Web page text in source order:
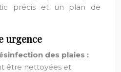
précis et un plan de
urgence
des plaies :
être nettoyées et